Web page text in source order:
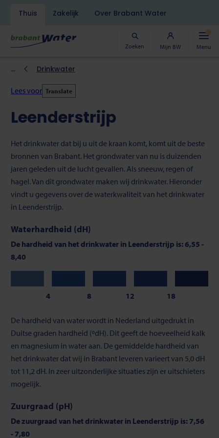
Overslaan
naar
de
gaan
Thuis Zakelijk Over Brabant Water
Zoeken Mijn BW Menu
Kruimelpad
Drinkwater
Lees voor Translate
Leenderstrijp
Het drinkwater dat bij u uit de kraan komt, komt uit de beste
bronnen van Brabant. Het grondwater van nu is duizenden
jaren geleden uit de lucht gevallen. Als sneeuw, regen of
hagel. Van dit grondwater maken wij drinkwater. Hieronder
vindt u gegevens over de waterkwaliteit van het drinkwater
in Leenderstrijp.
Waterhardheid (dH)
De hardheid van het drinkwater in Leenderstrijp is: 6,55 -
8,40
zacht
4 8 12
hard
18
Schaalverdeling
van
waterhardheid
De hardheid van water wordt in Nederland uitgedrukt in
Duitse graden hardheid (ºdH). Dit geeft de hoeveelheid kalk
en magnesium in water aan. De gemiddelde hardheid van
het drinkwater dat wij in Brabant leveren varieert van 5,0 dH
tot 11,2 dH. In zeer uitzonderlijke situaties zijn er uitschieters
mogelijk.
Zuurgraad (pH)
De zuurgraad van het drinkwater in Leenderstrijp is: 7,56
- 7,80